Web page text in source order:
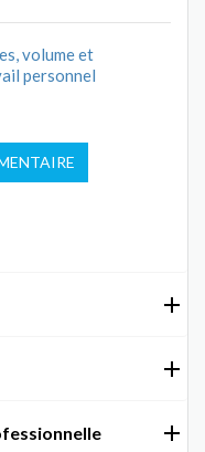
volume et
personnel